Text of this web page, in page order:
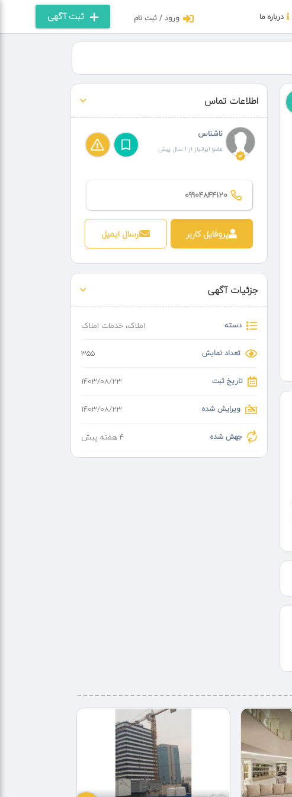
ثبت آگهی ورود / ثبت نام درباره ما
اطلاعات تماس
ناشناس
عضو ایرانیاز از 1 سال پیش
09904844120
پروفایل کاربر ارسال ایمیل
جزئیات آگهی
دسته املاک،خدمات املاک
تعداد نمایش 355
تاریخ ثبت ۱۴۰۳/۰۸/۲۳
ویرایش شده ۱۴۰۳/۰۸/۲۳
جهش شده 4 هفته پیش